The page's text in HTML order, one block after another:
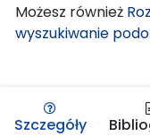
Możesz również
wyszukiwanie
Szczegóły